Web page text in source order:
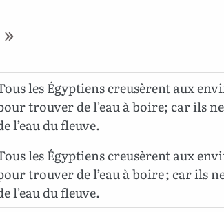
les Égyptiens creusèrent aux
trouver de l’eau à boire; car ils
l’eau du fleuve.
les Égyptiens creusèrent aux
trouver de l’eau à boire ; car ils
l’eau du fleuve.